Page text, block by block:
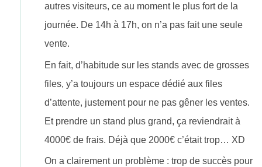
autres visiteurs, ce au moment le plus fort de la
journée. De 14h à 17h, on n’a pas fait une seule
vente.
En fait, d’habitude sur les stands avec de grosses
files, y’a toujours un espace dédié aux files
d’attente, justement pour ne pas gêner les ventes.
Et prendre un stand plus grand, ça reviendrait à
4000€ de frais. Déjà que 2000€ c’était trop… XD
On a clairement un problème : trop de succès pour